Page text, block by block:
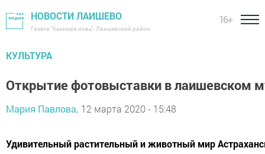
НОВОСТИ ЛАИШЕВО
Газета "Камская новь"- Лаишевский район
16+
КУЛЬТУРА
Открытие фотовыставки в лаишевском
Мария Павлова, 12 марта 2020 - 15:48
Удивительный растительный и животный мир